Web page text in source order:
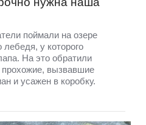
поймали на озере
у которого
На это обратили
вызвавшие
и усажен в коробку.